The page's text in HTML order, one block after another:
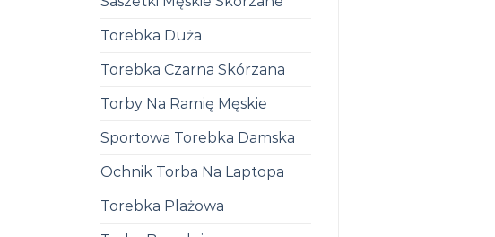
Torebka Duża
Torebka Czarna Skórzana
Torby Na Ramię Męskie
Sportowa Torebka Damska
Ochnik Torba Na Laptopa
Torebka Plażowa